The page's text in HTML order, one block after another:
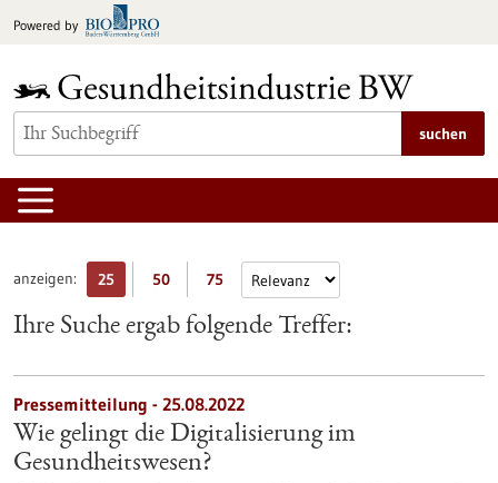
Inhalt
Powered by
suchen
anzeigen: 25 50 75
Ihre Suche ergab folgende Treffer:
Pressemitteilung - 25.08.2022
Wie gelingt die Digitalisierung im
Gesundheitswesen?